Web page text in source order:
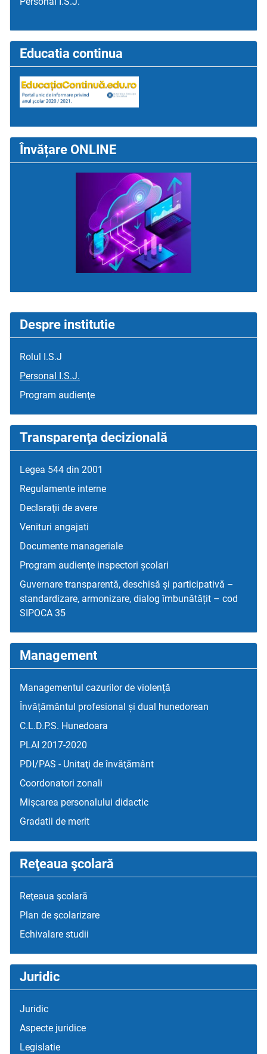
Despre institutie
Rolul I.S.J
Personal I.S.J.
Program audienţe
Transparenţa decizională
Legea 544 din 2001
Regulamente interne
Declaraţii de avere
Venituri angajati
Documente manageriale
Program audienţe inspectori școlari
Guvernare transparentă, deschisă și participativă –
standardizare, armonizare, dialog îmbunătățit – cod
SIPOCA 35
Management
Managementul cazurilor de violență
Învățământul profesional și dual hunedorean
C.L.D.P.S. Hunedoara
PLAI 2017-2020
PDI/PAS - Unitaţi de învăţământ
Coordonatori zonali
Mişcarea personalului didactic
Gradatii de merit
Reţeaua şcolară
Reţeaua şcolară
Plan de şcolarizare
Echivalare studii
Juridic
Juridic
Aspecte juridice
Legislatie
Educatia continua
Învățare ONLINE